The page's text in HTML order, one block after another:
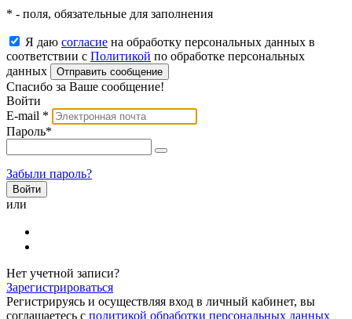
* - поля, обязательные для заполнения
Я даю согласие на обработку персональных данных в
соответствии с Политикой по обработке персональных
данных
Отправить сообщение
Спасибо за Ваше сообщение!
Войти
E-mail *
Пароль*
Забыли пароль?
или
Нет учетной записи?
Зарегистрироваться
Регистрируясь и осуществляя вход в личный кабинет, вы
соглашаетесь с политикой обработки персональных данных